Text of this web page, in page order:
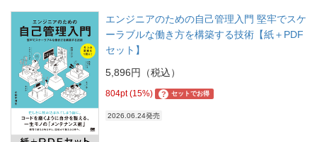
エンジニアのための自己管理入門 堅牢でスケ
ーラブルな働き方を構築する技術【紙＋PDF
セット】
5,896円（税込）
804pt (15%) ? セットでお得
2026.06.24発売